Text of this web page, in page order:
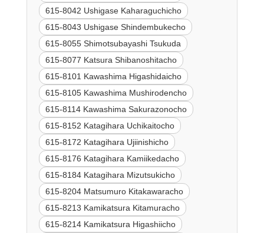
615-8042 Ushigase Kaharaguchicho
615-8043 Ushigase Shindembukecho
615-8055 Shimotsubayashi Tsukuda
615-8077 Katsura Shibanoshitacho
615-8101 Kawashima Higashidaicho
615-8105 Kawashima Mushirodencho
615-8114 Kawashima Sakurazonocho
615-8152 Katagihara Uchikaitocho
615-8172 Katagihara Ujiinishicho
615-8176 Katagihara Kamiikedacho
615-8184 Katagihara Mizutsukicho
615-8204 Matsumuro Kitakawaracho
615-8213 Kamikatsura Kitamuracho
615-8214 Kamikatsura Higashiicho